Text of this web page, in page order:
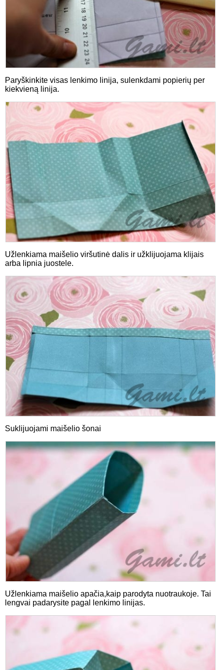
Paryškinkite visas lenkimo linija, sulenkdami popierių per
kiekvieną linija.
Užlenkiama maišelio viršutinė dalis ir užklijuojama klijais
arba lipnia juostele.
Suklijuojami maišelio šonai
Užlenkiama maišelio apačia,kaip parodyta nuotraukoje. Tai
lengvai padarysite pagal lenkimo linijas.